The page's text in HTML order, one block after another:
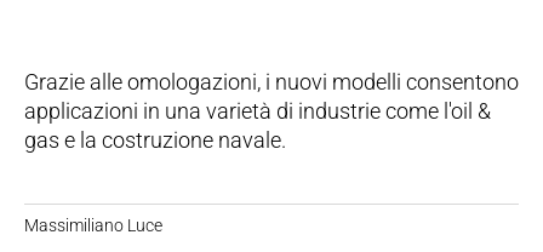
Grazie alle omologazioni, i nuovi modelli consentono
applicazioni in una varietà di industrie come l'oil &
gas e la costruzione navale.
Massimiliano Luce